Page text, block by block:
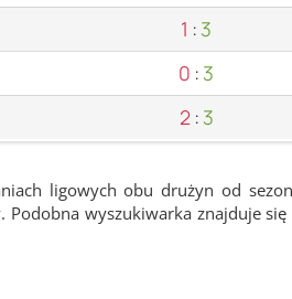
1 : 3
0 : 3
2 : 3
ligowych obu drużyn od
wyszukiwarka znajduje